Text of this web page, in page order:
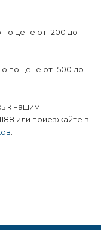
цене от 1200 до
по цене от 1500 до
к нашим
или приезжайте в